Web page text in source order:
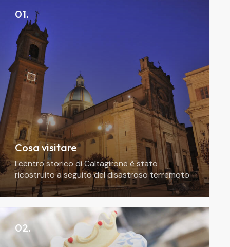
01.
Cosa visitare
l centro storico di Caltagirone è stato
ricostruito a seguito del disastroso terremoto
del 1693, e pertanto offre al visitatore una
bellezza tutta barocca. Punto di partenza di un
itinerario può essere rappresentato dal Museo
della Ceramica,
02.